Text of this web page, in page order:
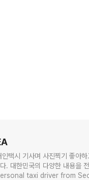
택시 기사며 사진찍기 좋아하
. 대한민국의 다양한 내용을